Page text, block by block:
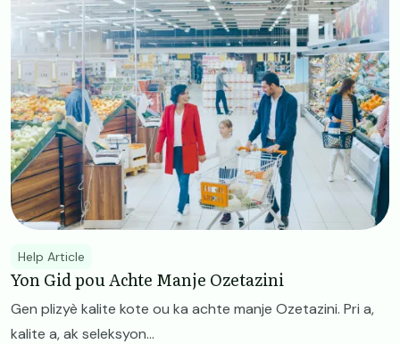
Help Article
Yon Gid pou Achte Manje Ozetazini
Gen plizyè kalite kote ou ka achte manje Ozetazini. Pri a,
kalite a, ak seleksyon...